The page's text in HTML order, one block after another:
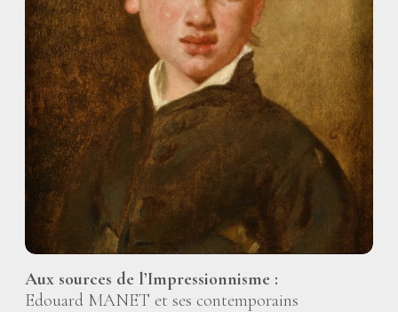
Aux sources de l’Impressionnisme :
Edouard MANET et ses contemporains